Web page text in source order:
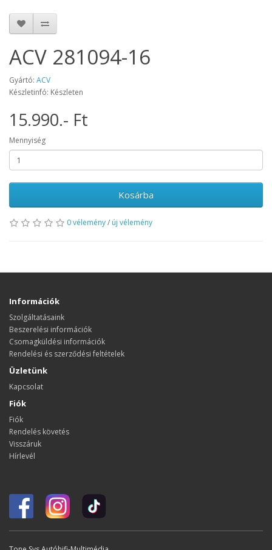
ACV 281094-16
Gyártó: ACV
Készletinfó: Készleten
15.990.- Ft
Mennyiség
Kosárba
0 vélemény/ új vélemény
Információk
Szolgáltatásaink
Beszerelési információk
Csomagküldési információk
Rendelési és szerződési feltételek
Üzletünk
Kapcsolat
Fiók
Fiók
Rendelés követés
Visszáruk
Hírlevél